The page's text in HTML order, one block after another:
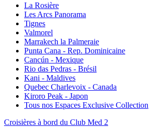
La Rosière
Les Arcs Panorama
Tignes
Valmorel
Marrakech la Palmeraie
Punta Cana - Rep. Dominicaine
Cancún - Mexique
Rio das Pedras - Brésil
Kani - Maldives
Quebec Charlevoix - Canada
Kiroro Peak - Japon
Tous nos Espaces Exclusive Collection
Croisières à bord du Club Med 2